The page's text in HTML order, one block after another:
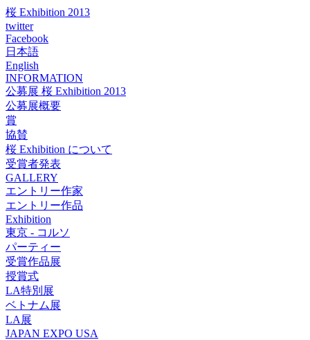
桜 Exhibition 2013
twitter
Facebook
日本語
English
INFORMATION
公募展 桜 Exhibition 2013
公募展概要
賞
協賛
桜 Exhibition について
受賞者発表
GALLERY
エントリー作家
エントリー作品
Exhibition
東京 - コルソ
パーティー
受賞作品展
授賞式
LA特別展
ベトナム展
LA展
JAPAN EXPO USA